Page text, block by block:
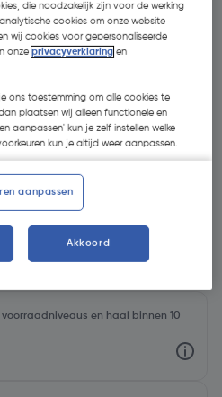
en haal binnen 10
die noodzakelijk zijn voor de werking
cookies om onze website
wij cookies voor gepersonaliseerde
onzeprivacyverklaring en
ons toestemming om alle cookies te
plaatsen wij alleen functionele en
aanpassen' kun je zelf instellen welke
kun je altijd weer aanpassen.
aanpassen
Akkoord